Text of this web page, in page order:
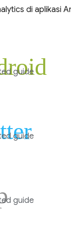
di aplikasi
guide
guide
guide